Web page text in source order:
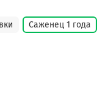
Саженец 1 года